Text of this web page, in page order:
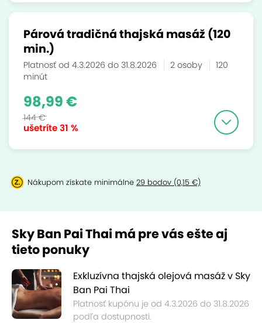
Párová tradičná thajská masáž (120
min.)
Platnosť od 4.3.2026 do 31.8.2026 2 osoby
120
minút
ušetríte31 %
98,99 €
144 €
Nákupom získate minimálne 29 bodov (0,15 €)
Sky Ban Pai Thai má pre vás ešte aj
tieto ponuky
Exkluzívna thajská olejová masáž v Sky
Ban Pai Thai
Platnosť kupónu je od 4.3.2026 do 31.8.2026
podľa dostupnosti.